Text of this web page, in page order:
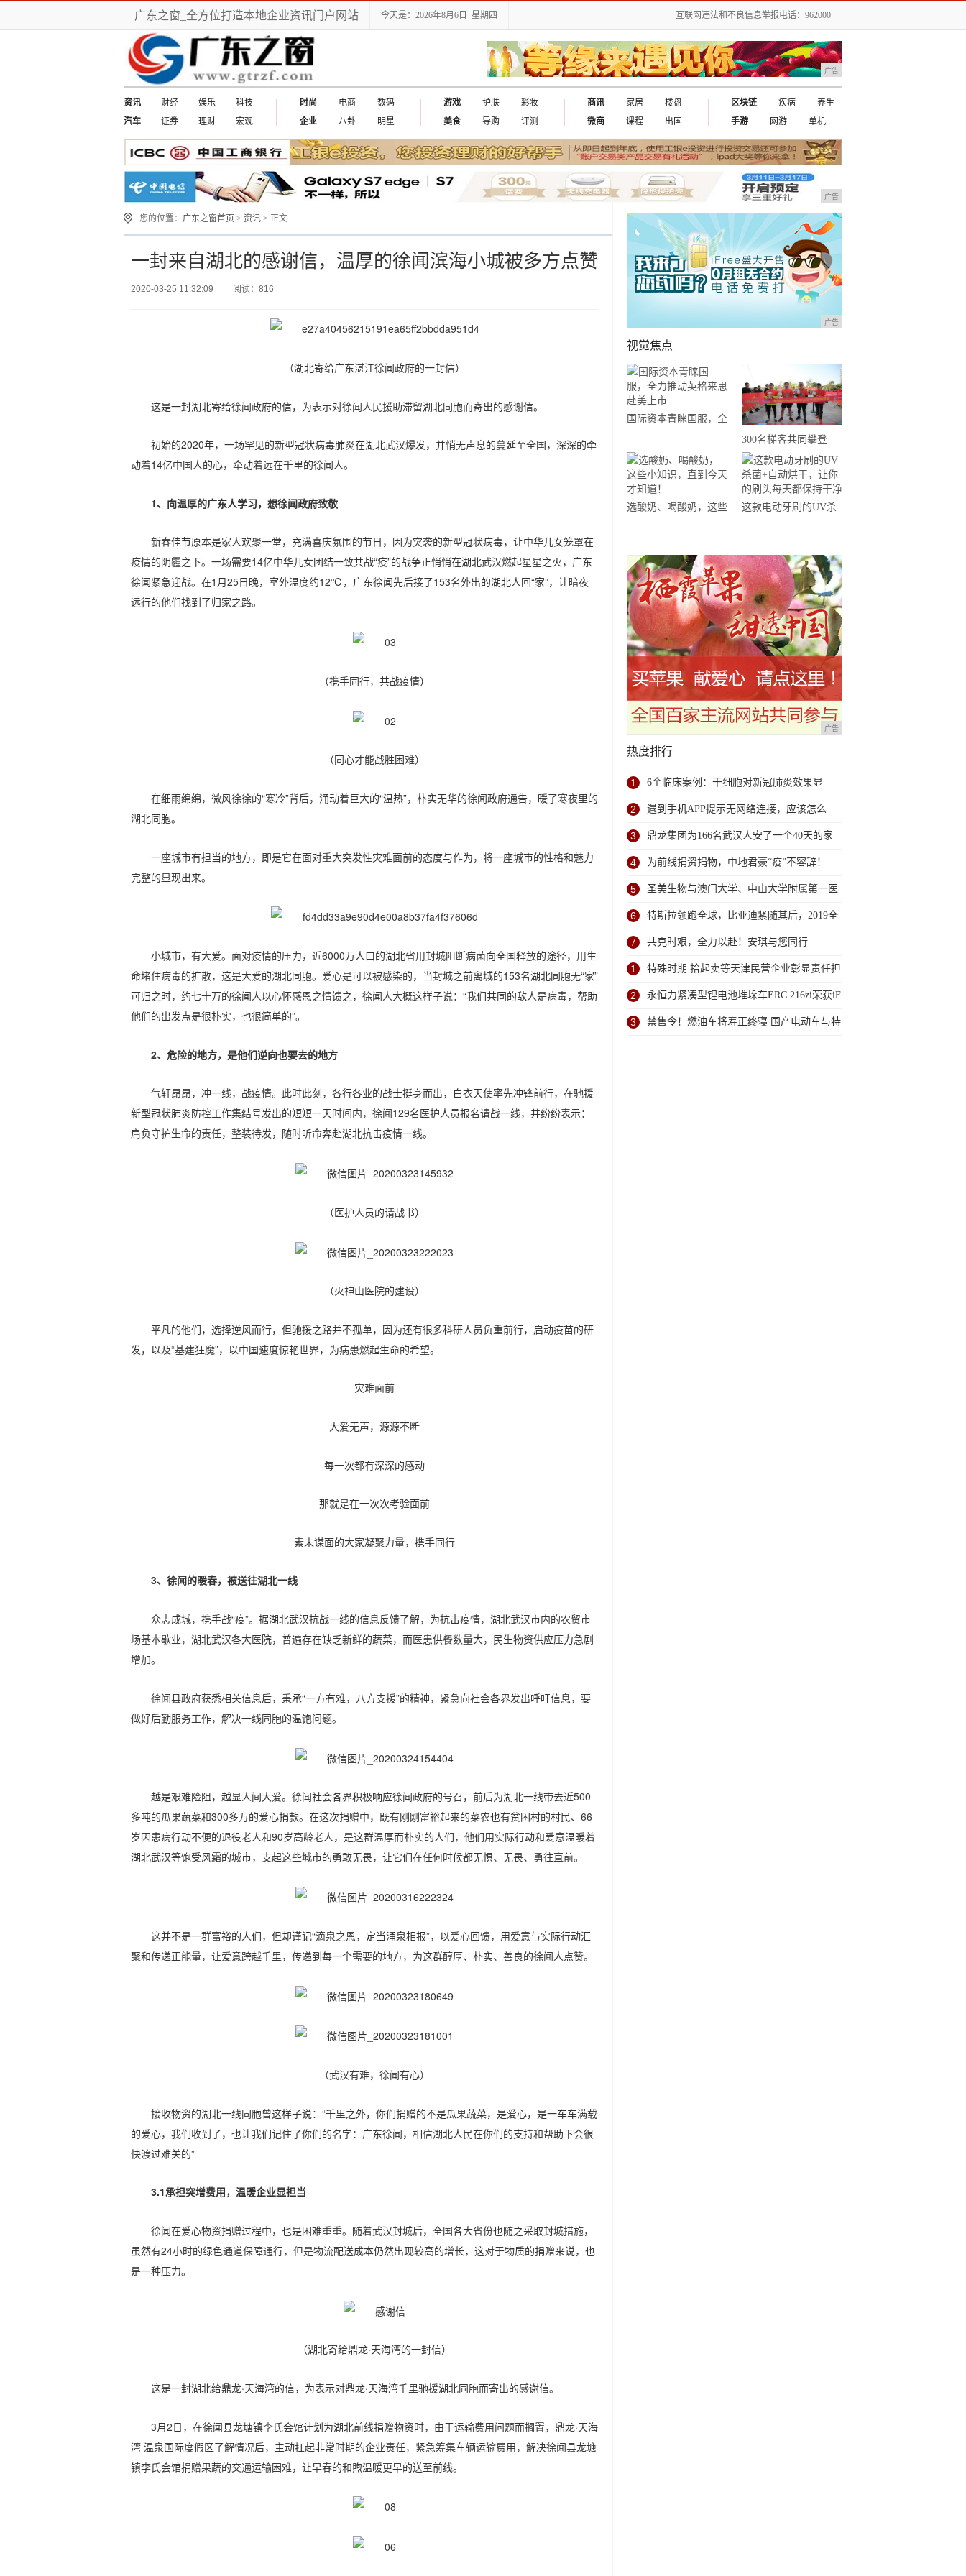
广东之窗_全方位打造本地企业资讯门户网站 今天是：2026年8月6日 星期四 互联网违法和不良信息举报电话：962000
广告
资讯 财经 娱乐
科技
汽车
证券 理财 宏观
时尚 电商
数码
企业
八卦 明星
游戏 护肤
彩妆
美食
导购 评测
商讯 家居
楼盘
微商
课程 出国
区块链 疾病
养生
手游
网游 单机
广告
您的位置： 广东之窗首页 > 资讯 > 正文
一封来自湖北的感谢信，温厚的徐闻滨海小城被多方点赞
2020-03-25 11:32:09 阅读：816
（湖北寄给广东湛江徐闻政府的一封信）
这是一封湖北寄给徐闻政府的信，为表示对徐闻人民援助滞留湖北同胞而寄出的感谢信。
初始的2020年，一场罕见的新型冠状病毒肺炎在湖北武汉爆发，并悄无声息的蔓延至全国，深深的牵
动着14亿中国人的心，牵动着远在千里的徐闻人。
1、向温厚的广东人学习，想徐闻政府致敬
新春佳节原本是家人欢聚一堂，充满喜庆氛围的节日，因为突袭的新型冠状病毒，让中华儿女笼罩在
疫情的阴霾之下。一场需要14亿中华儿女团结一致共战“疫”的战争正悄悄在湖北武汉燃起星星之火，广东
徐闻紧急迎战。在1月25日晚，室外温度约12℃，广东徐闻先后接了153名外出的湖北人回“家”，让暗夜
远行的他们找到了归家之路。
（携手同行，共战疫情）
（同心才能战胜困难）
在细雨绵绵，微风徐徐的“寒冷”背后，涌动着巨大的“温热”，朴实无华的徐闻政府通告，暖了寒夜里的
湖北同胞。
一座城市有担当的地方，即是它在面对重大突发性灾难面前的态度与作为，将一座城市的性格和魅力
完整的显现出来。
小城市，有大爱。面对疫情的压力，近6000万人口的湖北省用封城阻断病菌向全国释放的途径，用生
命堵住病毒的扩散，这是大爱的湖北同胞。爱心是可以被感染的，当封城之前离城的153名湖北同胞无“家”
可归之时，约七十万的徐闻人以心怀感恩之情馈之，徐闻人大概这样子说：“我们共同的敌人是病毒，帮助
他们的出发点是很朴实，也很简单的”。
2、危险的地方，是他们逆向也要去的地方
气轩昂昂，冲一线，战疫情。此时此刻，各行各业的战士挺身而出，白衣天使率先冲锋前行，在驰援
新型冠状肺炎防控工作集结号发出的短短一天时间内，徐闻129名医护人员报名请战一线，并纷纷表示：
肩负守护生命的责任，整装待发，随时听命奔赴湖北抗击疫情一线。
（医护人员的请战书）
（火神山医院的建设）
平凡的他们，选择逆风而行，但驰援之路并不孤单，因为还有很多科研人员负重前行，启动疫苗的研
发，以及“基建狂魔”，以中国速度惊艳世界，为病患燃起生命的希望。
灾难面前
大爱无声，源源不断
每一次都有深深的感动
那就是在一次次考验面前
素未谋面的大家凝聚力量，携手同行
3、徐闻的暖春，被送往湖北一线
众志成城，携手战“疫”。据湖北武汉抗战一线的信息反馈了解，为抗击疫情，湖北武汉市内的农贸市
场基本歇业，湖北武汉各大医院，普遍存在缺乏新鲜的蔬菜，而医患供餐数量大，民生物资供应压力急剧
增加。
徐闻县政府获悉相关信息后，秉承“一方有难，八方支援”的精神，紧急向社会各界发出呼吁信息，要
做好后勤服务工作，解决一线同胞的温饱问题。
越是艰难险阻，越显人间大爱。徐闻社会各界积极响应徐闻政府的号召，前后为湖北一线带去近500
多吨的瓜果蔬菜和300多万的爱心捐款。在这次捐赠中，既有刚刚富裕起来的菜农也有贫困村的村民、66
岁因患病行动不便的退役老人和90岁高龄老人，是这群温厚而朴实的人们，他们用实际行动和爱意温暖着
湖北武汉等饱受风霜的城市，支起这些城市的勇敢无畏，让它们在任何时候都无惧、无畏、勇往直前。
这并不是一群富裕的人们，但却谨记“滴泉之恩，定当涌泉相报”，以爱心回馈，用爱意与实际行动汇
聚和传递正能量，让爱意跨越千里，传递到每一个需要的地方，为这群醇厚、朴实、善良的徐闻人点赞。
（武汉有难，徐闻有心）
接收物资的湖北一线同胞曾这样子说：“千里之外，你们捐赠的不是瓜果蔬菜，是爱心，是一车车满载
的爱心，我们收到了，也让我们记住了你们的名字：广东徐闻，相信湖北人民在你们的支持和帮助下会很
快渡过难关的”
3.1承担突增费用，温暖企业显担当
徐闻在爱心物资捐赠过程中，也是困难重重。随着武汉封城后，全国各大省份也随之采取封城措施，
虽然有24小时的绿色通道保障通行，但是物流配送成本仍然出现较高的增长，这对于物质的捐赠来说，也
是一种压力。
（湖北寄给鼎龙·天海湾的一封信）
这是一封湖北给鼎龙·天海湾的信，为表示对鼎龙·天海湾千里驰援湖北同胞而寄出的感谢信。
3月2日，在徐闻县龙塘镇李氏会馆计划为湖北前线捐赠物资时，由于运输费用问题而搁置，鼎龙·天海
湾 温泉国际度假区了解情况后，主动扛起非常时期的企业责任，紧急筹集车辆运输费用，解决徐闻县龙塘
镇李氏会馆捐赠果蔬的交通运输困难，让早春的和煦温暖更早的送至前线。
广告
视觉焦点
国际资本青睐国服，全
市
300名梯客共同攀登
2019国际垂直马拉松超
级精英赛顺德海骏达中
心站欢乐开跑
选酸奶、喝酸奶，这些
这款电动牙刷的UV杀
广告
热度排行
1 6个临床案例：干细胞对新冠肺炎效果显
著，或可在全球扩大研究
2 遇到手机APP提示无网络连接，应该怎么
办？
3 鼎龙集团为166名武汉人安了一个40天的家
4 为前线捐资捐物，中地君豪“疫”不容辞！
5 圣美生物与澳门大学、中山大学附属第一医
院联合申报的广东省粤澳科技合作项目获批
立项
6 特斯拉领跑全球，比亚迪紧随其后，2019全
球销量大一览
7 共克时艰，全力以赴！安琪与您同行
1 特殊时期 拾起卖等天津民营企业彰显责任担
当
2 永恒力紧凑型锂电池堆垛车ERC 216zi荣获iF
设计大奖
3 禁售令！燃油车将寿正终寝 国产电动车与特